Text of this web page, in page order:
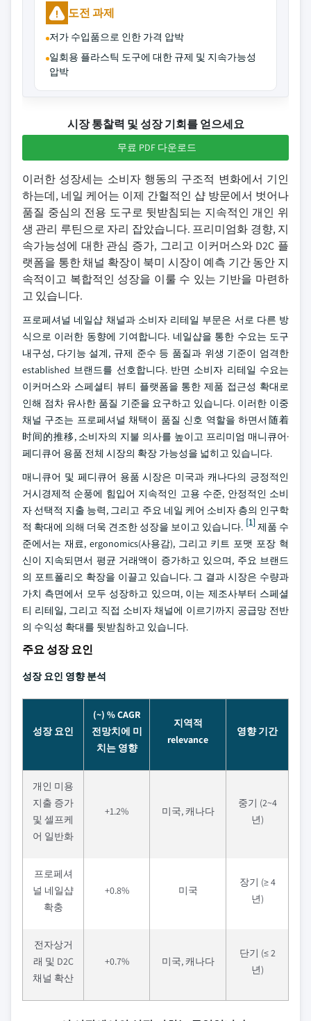
도전 과제
저가 수입품으로 인한 가격 압박
일회용 플라스틱 도구에 대한 규제 및 지속가능성
압박
시장 통찰력 및 성장 기회를 얻으세요
무료 PDF 다운로드
이러한 성장세는 소비자 행동의 구조적 변화에서 기인
하는데, 네일 케어는 이제 간헐적인 샵 방문에서 벗어나
품질 중심의 전용 도구로 뒷받침되는 지속적인 개인 위
생 관리 루틴으로 자리 잡았습니다. 프리미엄화 경향, 지
속가능성에 대한 관심 증가, 그리고 이커머스와 D2C 플
랫폼을 통한 채널 확장이 북미 시장이 예측 기간 동안 지
속적이고 복합적인 성장을 이룰 수 있는 기반을 마련하
고 있습니다.
프로페셔널 네일샵 채널과 소비자 리테일 부문은 서로 다른 방
식으로 이러한 동향에 기여합니다. 네일샵을 통한 수요는 도구
내구성, 다기능 설계, 규제 준수 등 품질과 위생 기준이 엄격한
established 브랜드를 선호합니다. 반면 소비자 리테일 수요는
이커머스와 스페셜티 뷰티 플랫폼을 통한 제품 접근성 확대로
인해 점차 유사한 품질 기준을 요구하고 있습니다. 이러한 이중
채널 구조는 프로페셔널 채택이 품질 신호 역할을 하면서随着
时间的推移, 소비자의 지불 의사를 높이고 프리미엄 매니큐어·
페디큐어 용품 전체 시장의 확장 가능성을 넓히고 있습니다.
매니큐어 및 페디큐어 용품 시장은 미국과 캐나다의 긍정적인
거시경제적 순풍에 힘입어 지속적인 고용 수준, 안정적인 소비
자 선택적 지출 능력, 그리고 주요 네일 케어 소비자 층의 인구학
적 확대에 의해 더욱 견조한 성장을 보이고 있습니다. [1]제품 수
준에서는 재료, ergonomics(사용감), 그리고 키트 포맷 포장 혁
신이 지속되면서 평균 거래액이 증가하고 있으며, 주요 브랜드
의 포트폴리오 확장을 이끌고 있습니다. 그 결과 시장은 수량과
가치 측면에서 모두 성장하고 있으며, 이는 제조사부터 스페셜
티 리테일, 그리고 직접 소비자 채널에 이르기까지 공급망 전반
의 수익성 확대를 뒷받침하고 있습니다.
주요 성장 요인
성장 요인 영향 분석
성장 요인
(~) % CAGR
전망치에 미
치는 영향
지역적
relevance
영향 기간
개인 미용
지출 증가
및 셀프케
어 일반화
+1.2% 미국, 캐나다
중기 (2~4
년)
프로페셔
널 네일샵
확충
+0.8% 미국
장기 (≥ 4
년)
전자상거
래 및 D2C
채널 확산
+0.7% 미국, 캐나다
단기 (≤ 2
년)